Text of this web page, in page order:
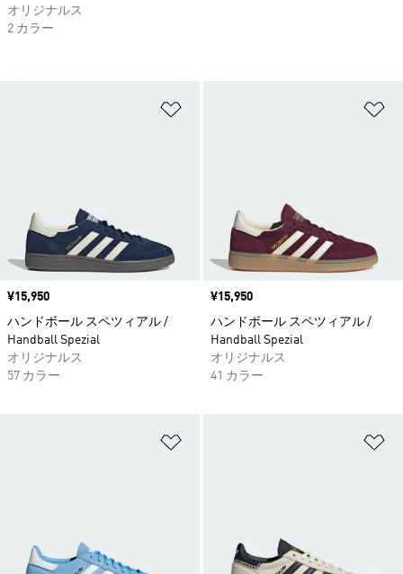
価格
¥15,950
ハンドボール スペツィアル /
Handball Spezial
オリジナルス
57 カラー
価格
¥15,950
ハンドボール スペツィアル /
Handball Spezial
オリジナルス
41 カラー
オリジナルス
2 カラー